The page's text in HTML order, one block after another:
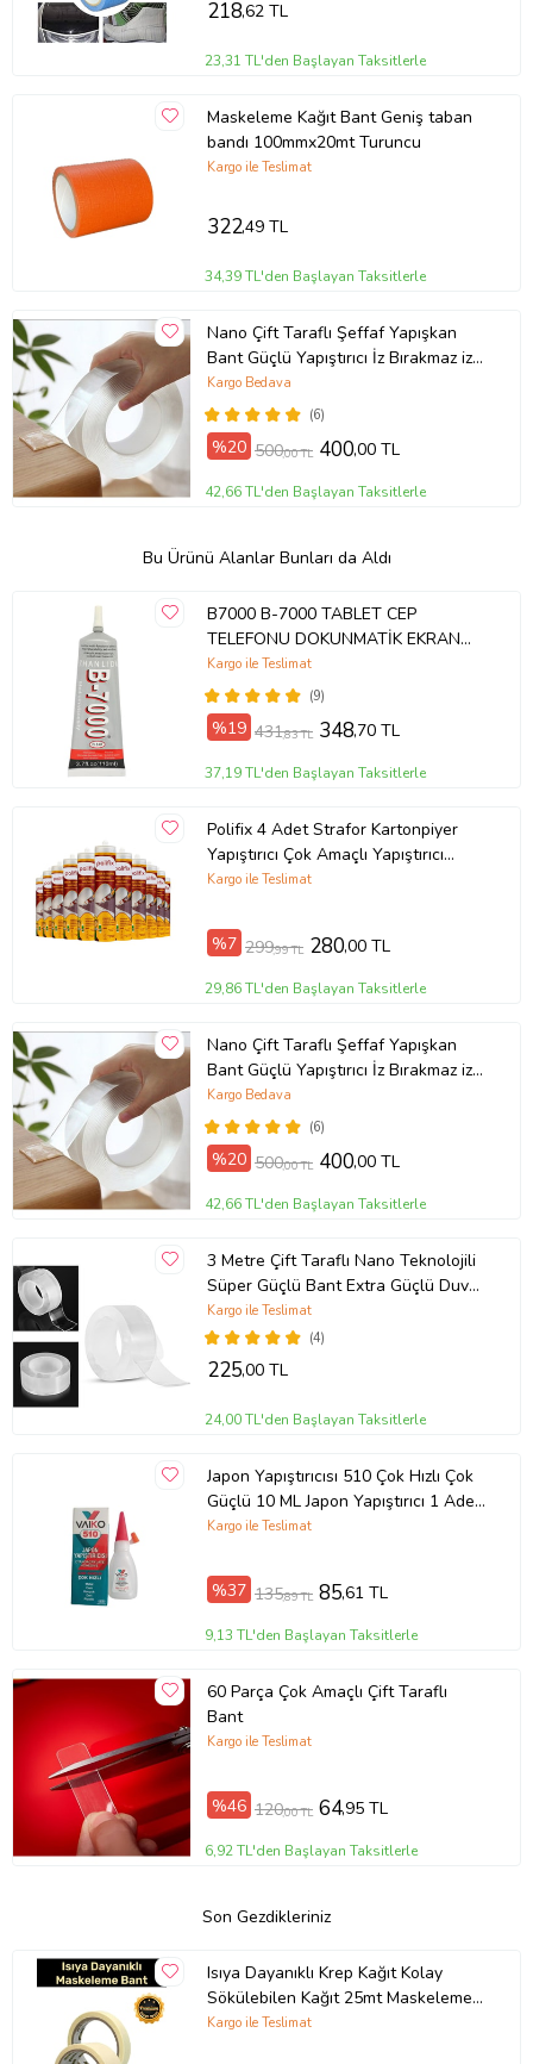
218,62 TL
23,31 TL'den Başlayan Taksitlerle
Maskeleme Kağıt Bant Geniş taban
bandı 100mmx20mt Turuncu
Kargo ile Teslimat
322,49 TL
34,39 TL'den Başlayan Taksitlerle
Nano Çift Taraflı Şeffaf Yapışkan
Bant Güçlü Yapıştırıcı İz Bırakmaz iz
bırakmayan Yapıştırıcı Bant
(6)
Kargo Bedava
%20 500,00 TL 400,00 TL
42,66 TL'den Başlayan Taksitlerle
Bu Ürünü Alanlar Bunları da Aldı
B7000 B-7000 TABLET CEP
TELEFONU DOKUNMATİK EKRAN
YAPIŞTIRICI 110ML
(9)
Kargo ile Teslimat
%19 431,83 TL 348,70 TL
37,19 TL'den Başlayan Taksitlerle
Polifix 4 Adet Strafor Kartonpiyer
Yapıştırıcı Çok Amaçlı Yapıştırıcı
450gr
Kargo ile Teslimat
%7 299,99 TL 280,00 TL
29,86 TL'den Başlayan Taksitlerle
Nano Çift Taraflı Şeffaf Yapışkan
Bant Güçlü Yapıştırıcı İz Bırakmaz iz
bırakmayan Yapıştırıcı Bant
(6)
Kargo Bedava
%20 500,00 TL 400,00 TL
42,66 TL'den Başlayan Taksitlerle
3 Metre Çift Taraflı Nano Teknolojili
Süper Güçlü Bant Extra Güçlü Duvar
Çerçeve Taşıyıcı 3 METRE NANO
(4)
Kargo ile Teslimat
225,00 TL
24,00 TL'den Başlayan Taksitlerle
Japon Yapıştırıcısı 510 Çok Hızlı Çok
Güçlü 10 ML Japon Yapıştırıcı 1 Adet
(Şeffaf)
Kargo ile Teslimat
%37 135,89 TL 85,61 TL
9,13 TL'den Başlayan Taksitlerle
60 Parça Çok Amaçlı Çift Taraflı
Bant
Kargo ile Teslimat
%46 120,00 TL 64,95 TL
6,92 TL'den Başlayan Taksitlerle
Son Gezdikleriniz
Isıya Dayanıklı Krep Kağıt Kolay
Sökülebilen Kağıt 25mt Maskeleme
Boya Badana Bandı - 2 Adet
Kargo ile Teslimat